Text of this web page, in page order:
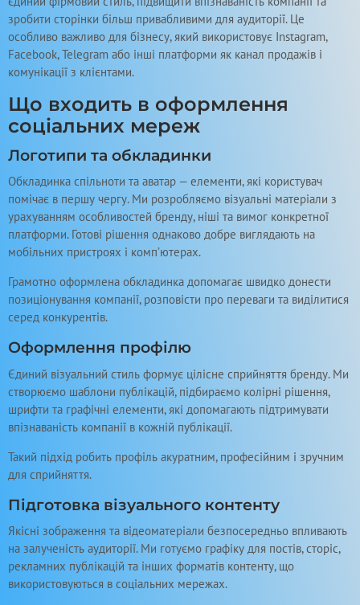
зробити сторінки більш привабливими для аудиторії. Це
особливо важливо для бізнесу, який використовує Instagram,
Facebook, Telegram або інші платформи як канал продажів і
комунікації з клієнтами.
Що входить в оформлення
соціальних мереж
Логотипи та обкладинки
Обкладинка спільноти та аватар — елементи, які користувач
помічає в першу чергу. Ми розробляємо візуальні матеріали з
урахуванням особливостей бренду, ніші та вимог конкретної
платформи. Готові рішення однаково добре виглядають на
мобільних пристроях і комп’ютерах.
Грамотно оформлена обкладинка допомагає швидко донести
позиціонування компанії, розповісти про переваги та виділитися
серед конкурентів.
Оформлення профілю
Єдиний візуальний стиль формує цілісне сприйняття бренду. Ми
створюємо шаблони публікацій, підбираємо колірні рішення,
шрифти та графічні елементи, які допомагають підтримувати
впізнаваність компанії в кожній публікації.
Такий підхід робить профіль акуратним, професійним і зручним
для сприйняття.
Підготовка візуального контенту
Якісні зображення та відеоматеріали безпосередньо впливають
на залученість аудиторії. Ми готуємо графіку для постів, сторіс,
рекламних публікацій та інших форматів контенту, що
використовуються в соціальних мережах.